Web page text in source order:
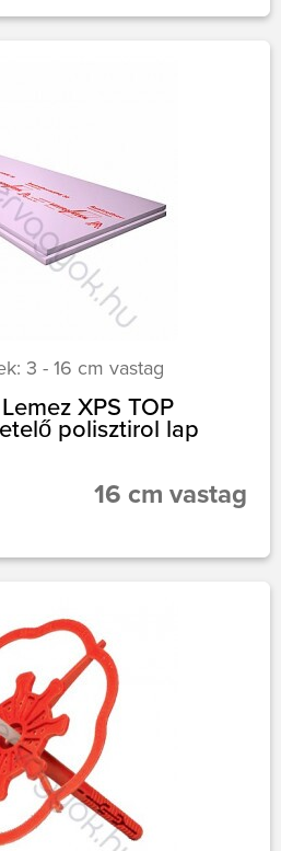
3 - 16 cm vastag
XPS TOP
polisztirol lap
16 cm vastag